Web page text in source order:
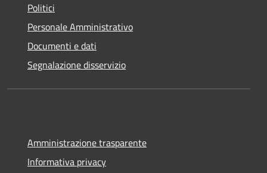
Politici
Personale Amministrativo
Documenti e dati
Segnalazione disservizio
Amministrazione trasparente
Informativa privacy